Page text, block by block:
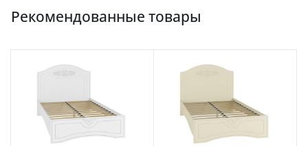
Рекомендованные товары